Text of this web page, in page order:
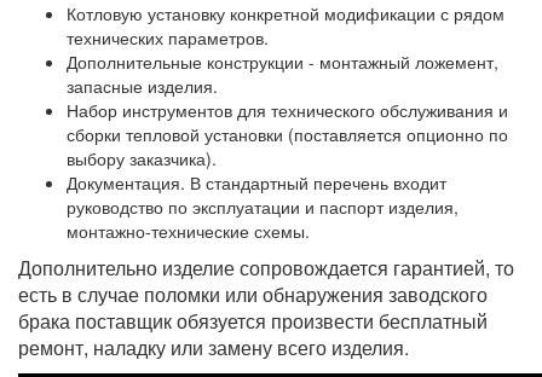
Котловую установку конкретной модификации с рядом
технических параметров.
Дополнительные конструкции - монтажный ложемент,
запасные изделия.
Набор инструментов для технического обслуживания и
сборки тепловой установки (поставляется опционно по
выбору заказчика).
Документация. В стандартный перечень входит
руководство по эксплуатации и паспорт изделия,
монтажно-технические схемы.
Дополнительно изделие сопровождается гарантией, то
есть в случае поломки или обнаружения заводского
брака поставщик обязуется произвести бесплатный
ремонт, наладку или замену всего изделия.